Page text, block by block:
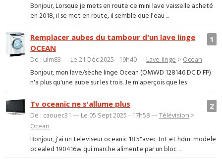
Bonjour, Lorsque je mets en route ce mini lave vaisselle acheté
en 2018, il se met en route, il semble que l'eau ...
1
Remplacer aubes du tambour d'un lave linge
OCEAN
De : ulm83 — Le 21 Déc 2025 - 19h40 — Lave-linge > Ocean
Bonjour, mon lave/sèche linge Ocean (OMWD 128146 DC D FP)
n'a plus qu'une aube sur les trois. Je m'aperçois que les ...
2
Tv oceanic ne s'allume plus
De : caouec31 — Le 05 Sept 2025 - 17h58 —Télévision >
Ocean
Bonjour, j'ai un televiseur oceanic 18.5"avec tnt et hdmi modele
ocealed 190416w qui marche alimente par un bloc ...